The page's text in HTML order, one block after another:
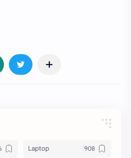
Laptop